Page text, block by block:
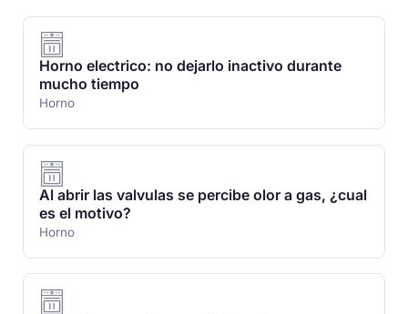
Horno electrico: no dejarlo inactivo durante
mucho tiempo
Horno
Al abrir las valvulas se percibe olor a gas, ¿cual
es el motivo?
Horno